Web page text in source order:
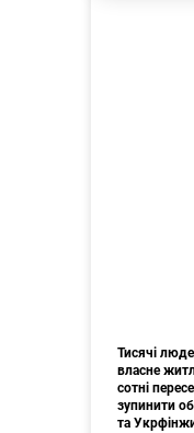
Тисячі
власне
сотні
зупинити
та